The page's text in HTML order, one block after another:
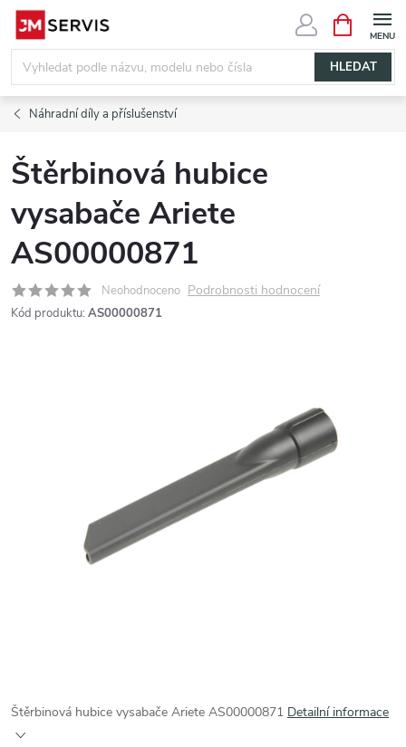
Přejít
obsah
HLEDAT
NÁKUPNÍ
KOŠÍK
Náhradní díly a příslušenství
Štěrbinová hubice
vysabače Ariete
AS00000871
Neohodnoceno Podrobnosti hodnocení
Kód produktu: AS00000871
Štěrbinová hubice vysabače Ariete AS00000871 Detailní informace